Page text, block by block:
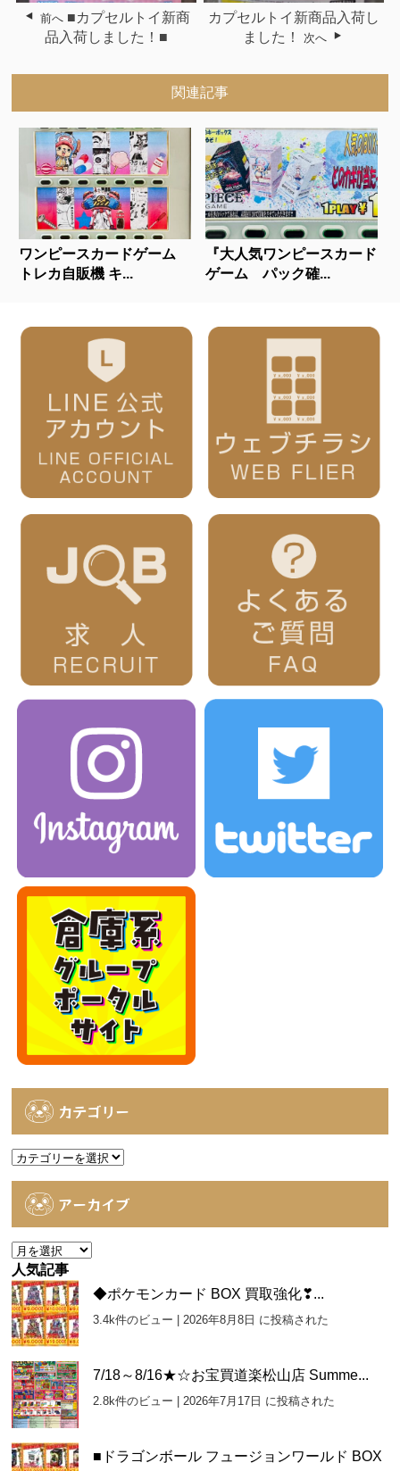
前へ ■カプセルトイ新商
品入荷しました！■
カプセルトイ新商品入荷し
ました！
次へ
関連記事
ワンピースカードゲーム
トレカ自販機 キ...
『大人気ワンピースカード
ゲーム パック確...
カテゴリー
カ
アーカイブ
ア
ー
カ
イ
ブ
人気記事
◆ポケモンカード BOX 買取強化❣...
3.4k件のビュー | 2026年8月8日 に投稿された
7/18～8/16★☆お宝買道楽松山店 Summe...
2.8k件のビュー | 2026年7月17日 に投稿された
■ドラゴンボール フュージョンワールド BOX